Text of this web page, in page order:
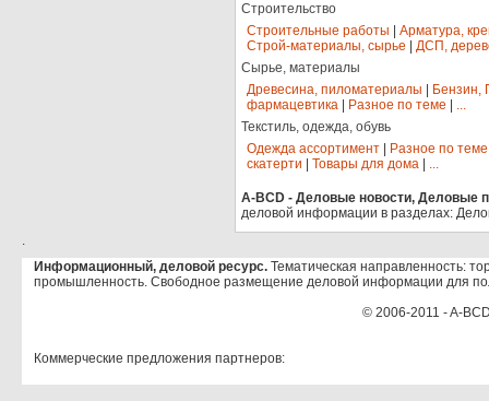
Строительство
Строительные работы
Арматура,
Строй-материалы, сырье
ДСП,
Сырье, материалы
Древесина, пиломатериалы
Бензин,
фармацевтика
Разное по теме
...
Текстиль, одежда, обувь
Одежда ассортимент
Разное по теме
скатерти
Товары для дома ...
A-BCD - Деловые новости, Деловые
деловой информации в разделах:
.
Информационный, деловой ресурс. Тематическая направленность:
промышленность. Свободное размещение деловой информации для
© 2006-2011 - A-
Коммерческие предложения партнеров: